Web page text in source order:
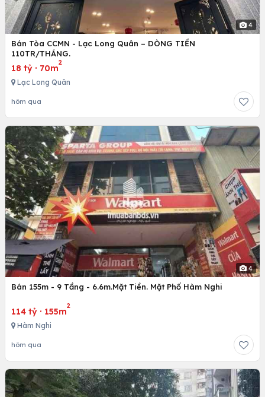
4
Bán Tòa CCMN - Lạc Long Quân – DÒNG TIỀN
110TR/THÁNG.
18 tỷ · 70m
2
Lạc Long Quân
hôm qua
4
Bán 155m - 9 Tầng - 6.6m.Mặt Tiền. Mặt Phố Hàm Nghi
114 tỷ · 155m
2
Hàm Nghi
hôm qua